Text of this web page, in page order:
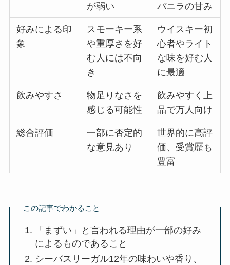
が弱い
バニラの甘み
好みによる印
象
スモーキー系
や重厚さを好
む人には不向
き
ウイスキー初
心者やライト
な味を好む人
に最適
飲みやすさ
物足りなさを
感じる可能性
飲みやすく上
品で万人向け
総合評価
一部に否定的
な意見あり
世界的に高評
価、受賞歴も
豊富
この記事でわかること
「まずい」と言われる理由が一部の好み
によるものであること
シーバスリーガル12年の味わいや香り、